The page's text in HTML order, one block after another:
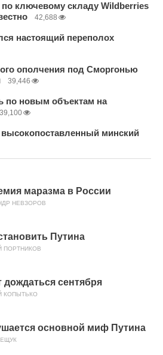
ключевому складу Wildberries
42,688
настоящий переполох
ополчения под Сморгонью
39,446
по новым объектам на
39,100
минский
маразма в России
НЕВЗОРОВ
Путина
ПОРТНИКОВ
дождаться сентября
КОПЫТЬКО
основной миф Путина